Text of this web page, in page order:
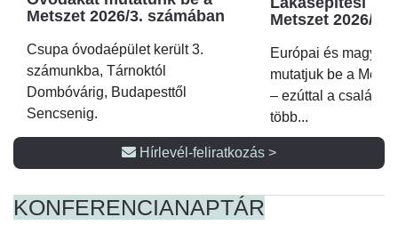
Metszet 2026/3. számában
Csupa óvodaépület került 3.
számunkba, Tárnoktól
Dombóvárig, Budapesttől
Sencsenig.
Metszet 2026/2.
Európai és magyar
mutatjuk be a
– ezúttal a családi
több...
Hírlevél-feliratkozás >
KONFERENCIANAPTÁR